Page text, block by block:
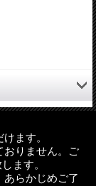
ル。
ます。
おりません。ご
ます。
らかじめご了